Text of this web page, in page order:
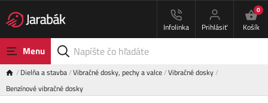
Infolinka Prihlásiť
0
Košík
Menu
Dielňa a stavba Vibračné dosky, pechy a valce Vibračné dosky
Benzínové vibračné dosky